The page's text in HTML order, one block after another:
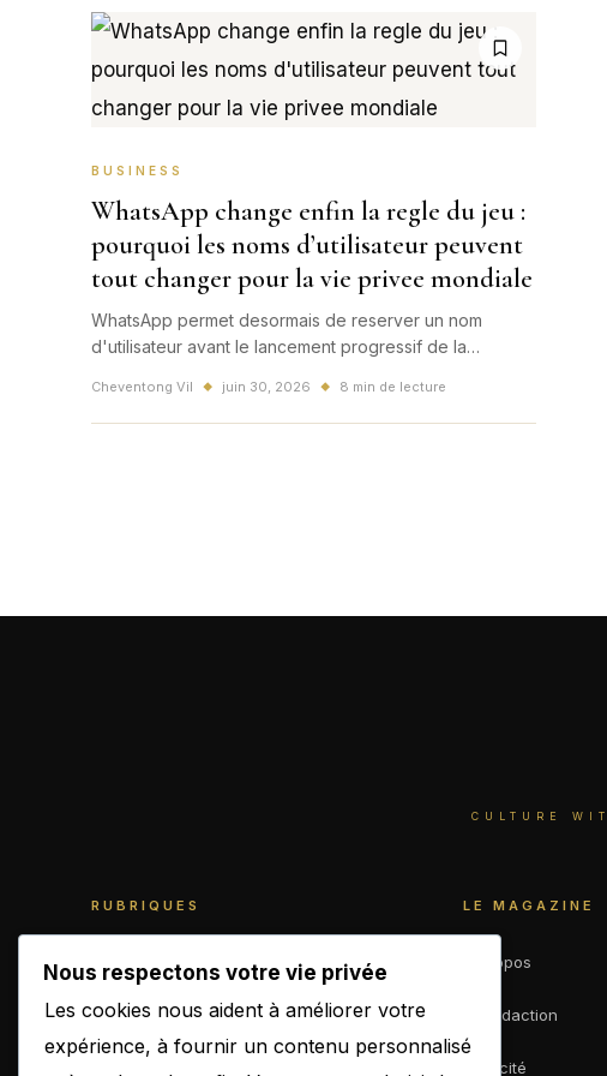
BUSINESS
WhatsApp change enfin la regle du jeu :
pourquoi les noms d’utilisateur peuvent
tout changer pour la vie privee mondiale
WhatsApp permet desormais de reserver un nom
d'utilisateur avant le lancement progressif de la
question de la vie privee numerique mondiale qui
revient au centre.
Cheventong Vil ◆ juin 30, 2026 ◆ 8 min de lecture
CULTURE
RUBRIQUES
Business
LE MAGAZINE
À propos
La rédaction
Publicité
Nous respectons votre vie privée
Les cookies nous aident à améliorer votre
expérience, à fournir un contenu personnalisé